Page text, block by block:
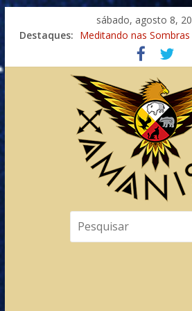
sábado, agosto 8,
Destaques: Meditando nas Sombras
Autosuficiência: A
Xamanismo Universal
Totens – Caminho
Imaginação na Cura